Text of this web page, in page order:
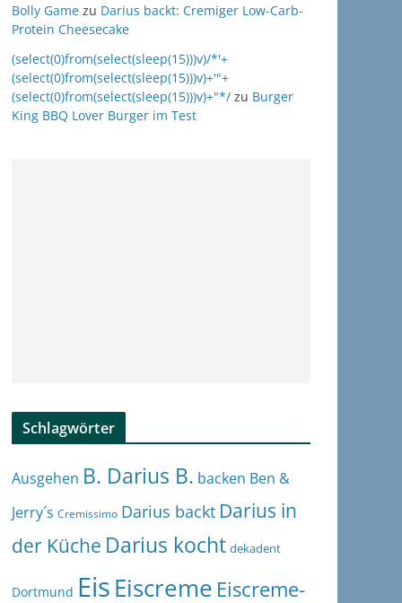
Bolly Game zu Darius backt: Cremiger Low-Carb-
Protein Cheesecake
(select(0)from(select(sleep(15)))v)/*'+
(select(0)from(select(sleep(15)))v)+'"+
(select(0)from(select(sleep(15)))v)+"*/ zu Burger
King BBQ Lover Burger im Test
Schlagwörter
Ausgehen B. Darius B. backen Ben &
Jerry´s Cremissimo Darius backt Darius in
der Küche Darius kocht dekadent
Dortmund EisEiscreme Eiscreme-